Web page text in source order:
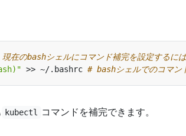
在のbashシェルにコマンド補完を設定する
>> ~/.bashrc # bashシェルでのコマン
kubectl コマンドを補完できます。